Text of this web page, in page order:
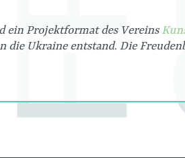
ein Projektformat des Vereins
die Ukraine entstand. Die